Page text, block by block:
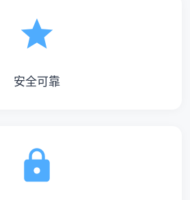
安全可靠